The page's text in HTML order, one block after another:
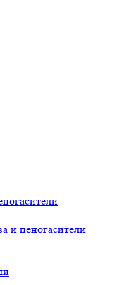
и пеногасители